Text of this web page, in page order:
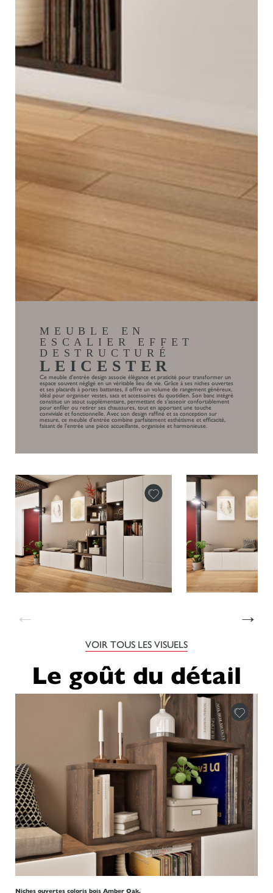
MEUBLE EN
ESCALIER EFFET
DESTRUCTURÉ
LEICESTER
Ce meuble d’entrée design associe élégance et praticité pour transformer un
espace souvent négligé en un véritable lieu de vie. Grâce à ses niches ouvertes
et ses placards à portes battantes, il offre un volume de rangement généreux,
idéal pour organiser vestes, sacs et accessoires du quotidien. Son banc intégré
constitue un atout supplémentaire, permettant de s’asseoir confortablement
pour enfiler ou retirer ses chaussures, tout en apportant une touche
conviviale et fonctionnelle. Avec son design raffiné et sa conception sur
mesure, ce meuble d’entrée combine parfaitement esthétisme et efficacité,
faisant de l’entrée une pièce accueillante, organisée et harmonieuse.
← →
VOIR TOUS LES VISUELS
Le goût du détail
Niches ouvertes coloris bois Amber Oak.